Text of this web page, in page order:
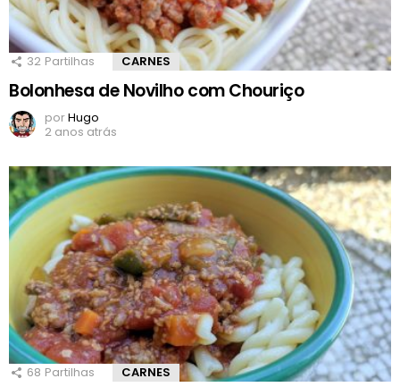
32 Partilhas CARNES
Bolonhesa de Novilho com Chouriço
porHugo
2 anos atrás
68 Partilhas CARNES